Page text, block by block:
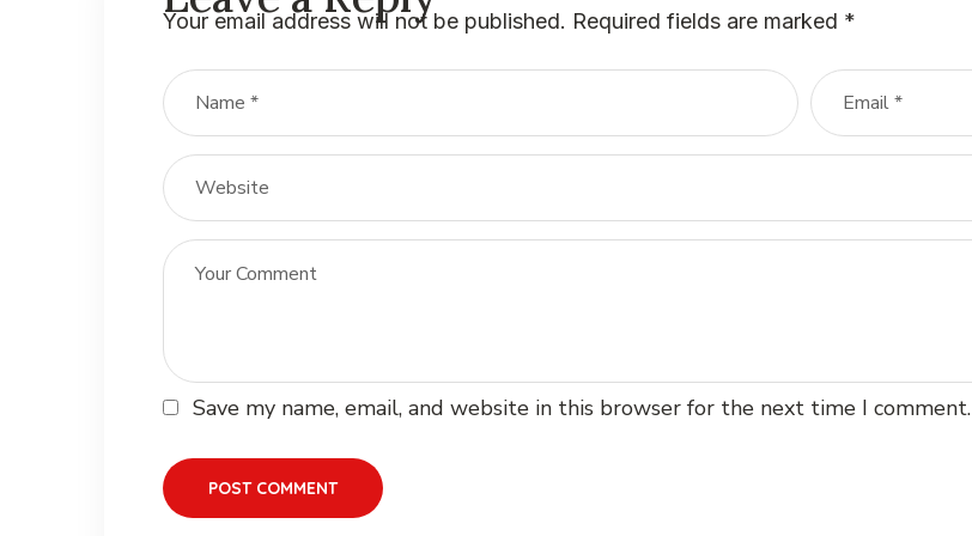
Your email address will not be published. Required fields are marked *
Save my name, email, and website in this browser for the next time I comment.